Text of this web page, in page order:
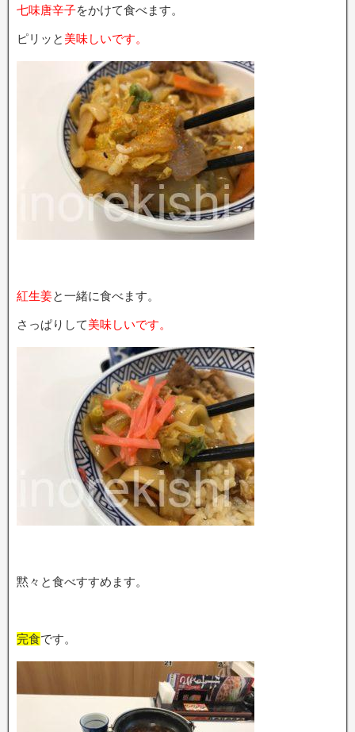
七味唐辛子をかけて食べます。
ピリッと 美味しいです。
紅生姜と一緒に食べます。
さっぱりして美味しいです。
黙々と食べすすめます。
完食です。